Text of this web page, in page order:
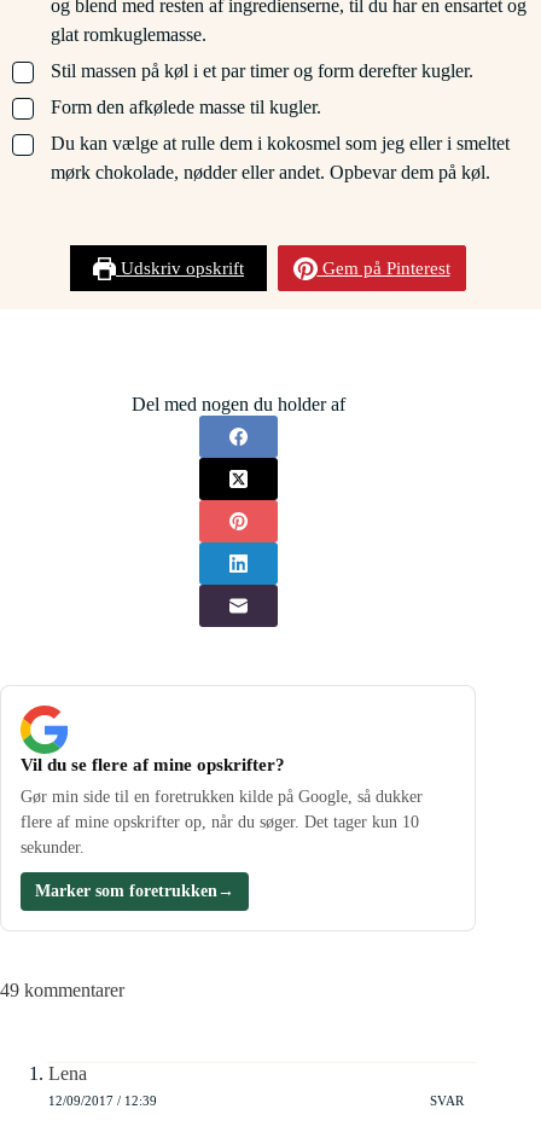
og blend med resten af ingredienserne, til du har en ensartet og
glat romkuglemasse.
▢
Stil massen på køl i et par timer og form derefter kugler.
▢
Form den afkølede masse til kugler.
▢
Du kan vælge at rulle dem i kokosmel som jeg eller i smeltet
mørk chokolade, nødder eller andet. Opbevar dem på køl.
Udskriv opskrift Gem på Pinterest
Del med nogen du holder af
Vil du se flere af mine opskrifter?
Gør min side til en foretrukken kilde på Google, så dukker
flere af mine opskrifter op, når du søger. Det tager kun 10
sekunder.
Marker som foretrukken→
49 kommentarer
Lena
12/09/2017 / 12:39 SVAR